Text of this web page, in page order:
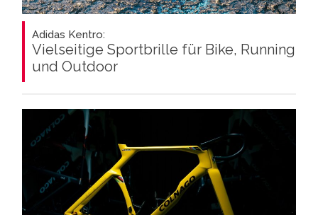
Adidas Kentro:
Vielseitige Sportbrille für Bike, Running
und Outdoor